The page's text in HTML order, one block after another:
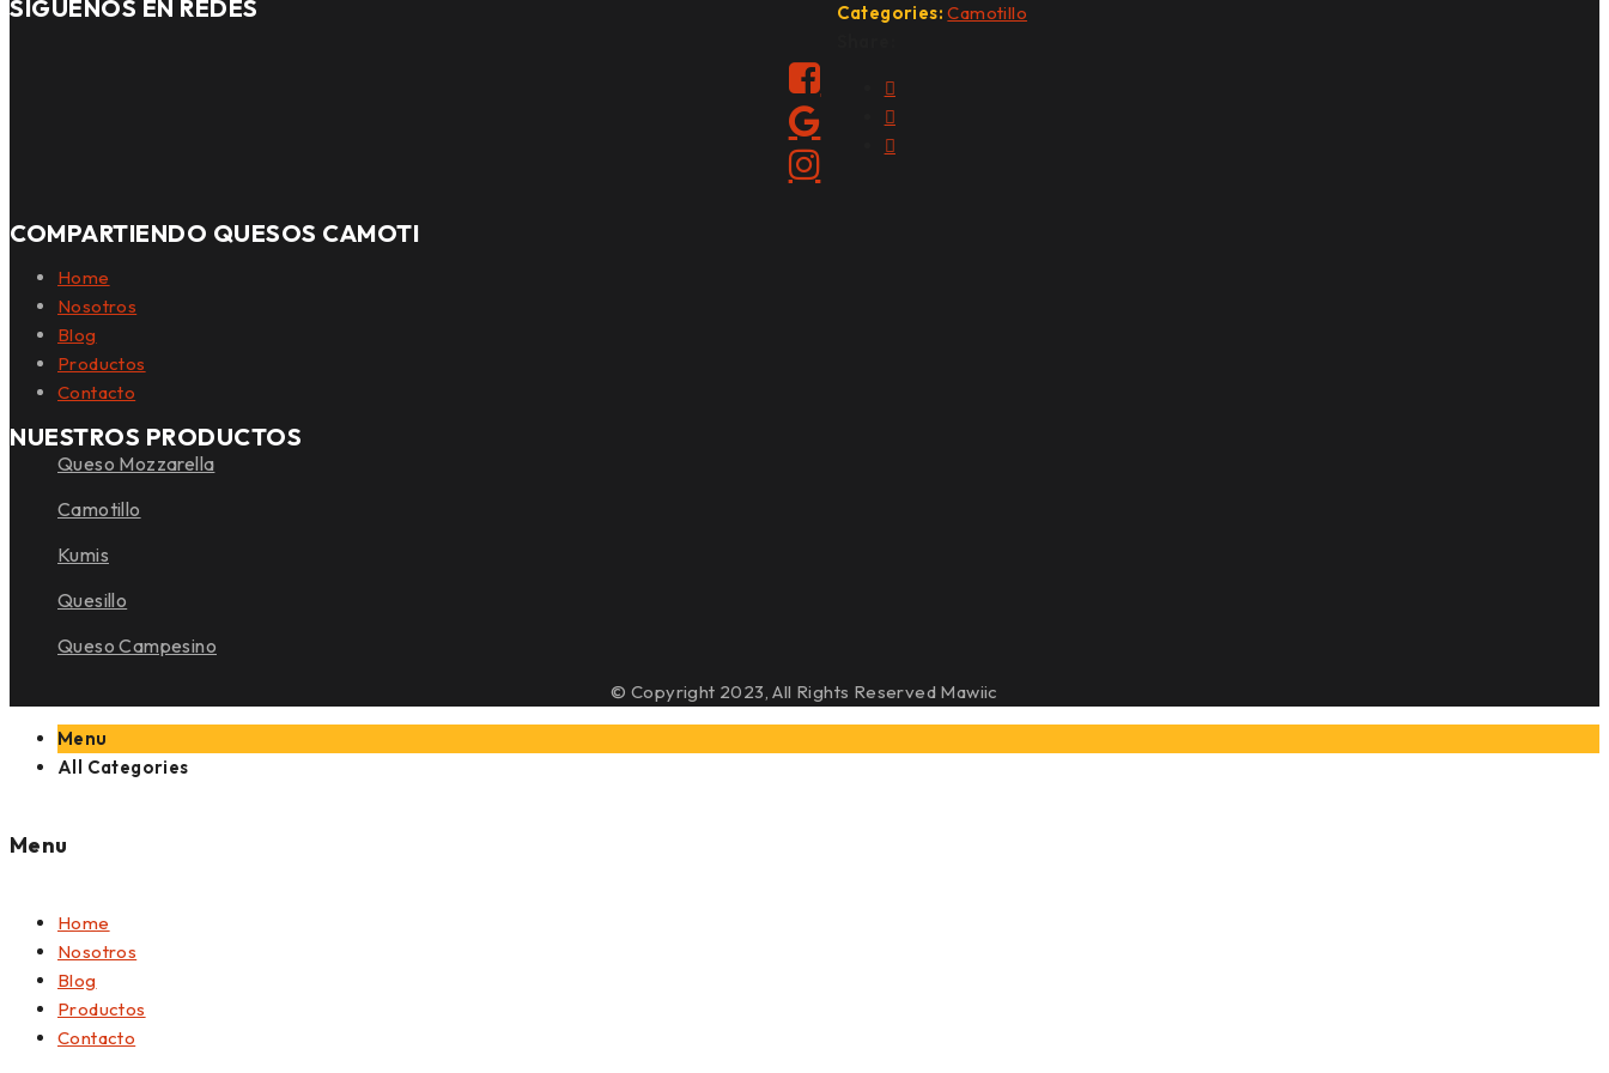
Categories:Camotillo
SÍGUENOS EN REDES
COMPARTIENDO QUESOS CAMOTI
Home
Nosotros
Blog
Productos
Contacto
NUESTROS PRODUCTOS
Queso Mozzarella
Camotillo
Kumis
Quesillo
Queso Campesino
© Copyright 2023, All Rights Reserved Mawiic
Menu
All Categories
Menu
Home
Nosotros
Blog
Productos
Contacto